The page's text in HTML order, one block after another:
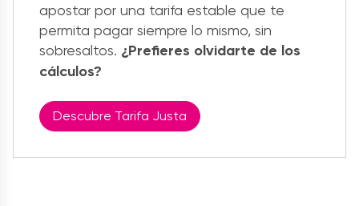
apostar por una tarifa estable que te
permita pagar siempre lo mismo, sin
sobresaltos. ¿Prefieres olvidarte de los
cálculos?
Descubre Tarifa Justa